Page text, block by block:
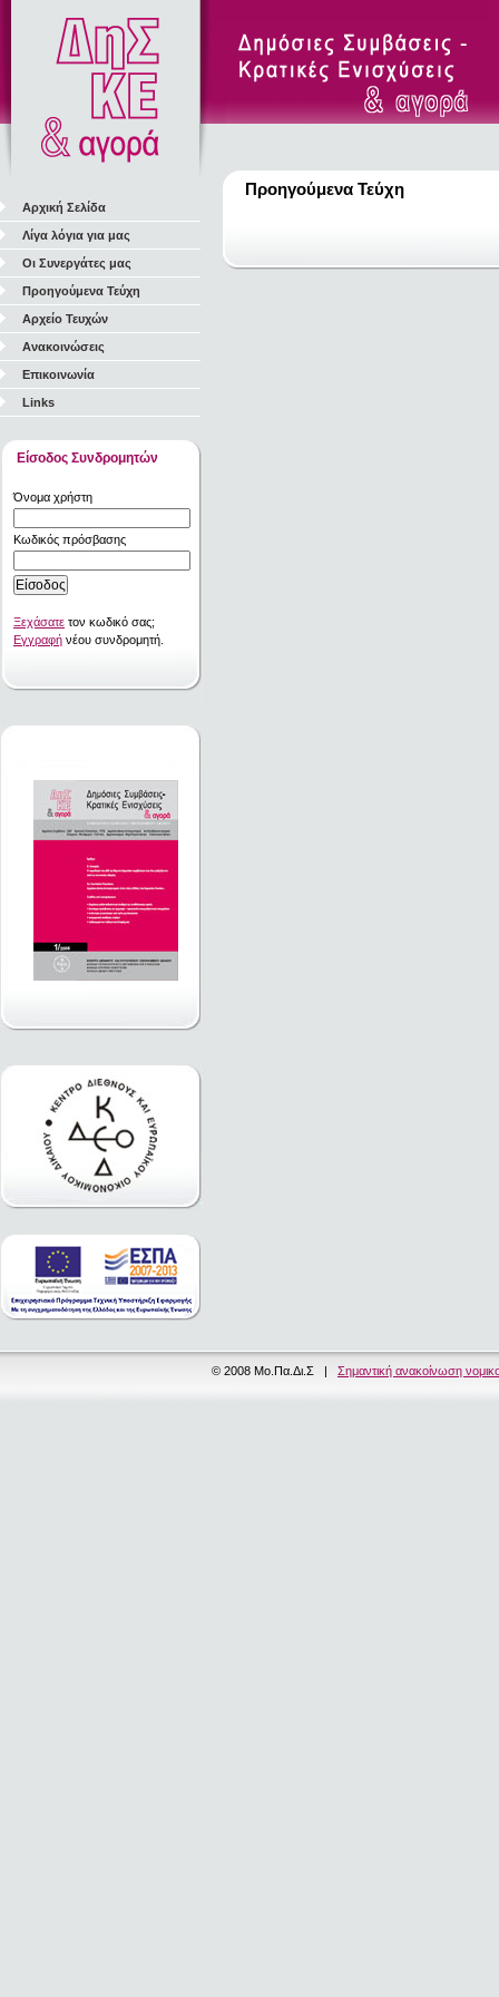
Αρχική Σελίδα
Λίγα λόγια για μας
Οι Συνεργάτες μας
Προηγούμενα Τεύχη
Αρχείο Τευχών
Ανακοινώσεις
Επικοινωνία
Links
Είσοδος Συνδρομητών
Όνομα χρήστη
Κωδικός πρόσβασης
Ξεχάσατε τον κωδικό σας;
Εγγραφή νέου συνδρομητή.
Προηγούμενα Τεύχη
© 2008 Μο.Πα.Δι.Σ | Σημαντική ανακοίνωση